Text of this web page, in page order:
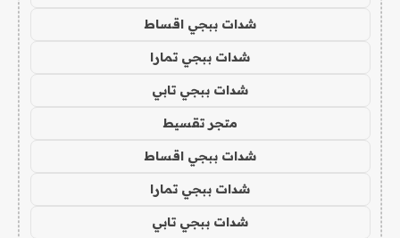
شدات ببجي اقساط
شدات ببجي تمارا
شدات ببجي تابي
متجر تقسيط
شدات ببجي اقساط
شدات ببجي تمارا
شدات ببجي تابي